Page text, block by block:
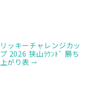
リッキーチャレンジカッ
プ 2026 狭山ﾗｳﾝﾄﾞ 勝ち
上がり表 ⇀